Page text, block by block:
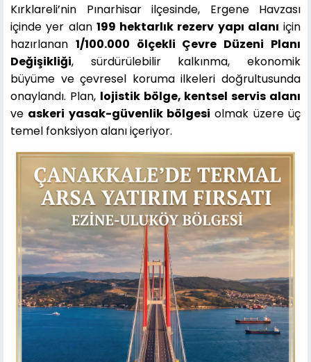
Kırklareli’nin Pınarhisar ilçesinde, Ergene Havzası
içinde yer alan 199 hektarlık rezerv yapı alanı için
hazırlanan 1/100.000 ölçekli Çevre Düzeni Planı
Değişikliği, sürdürülebilir kalkınma, ekonomik
büyüme ve çevresel koruma ilkeleri doğrultusunda
onaylandı. Plan, lojistik bölge, kentsel servis alanı
ve askeri yasak-güvenlik bölgesi olmak üzere üç
temel fonksiyon alanı içeriyor.